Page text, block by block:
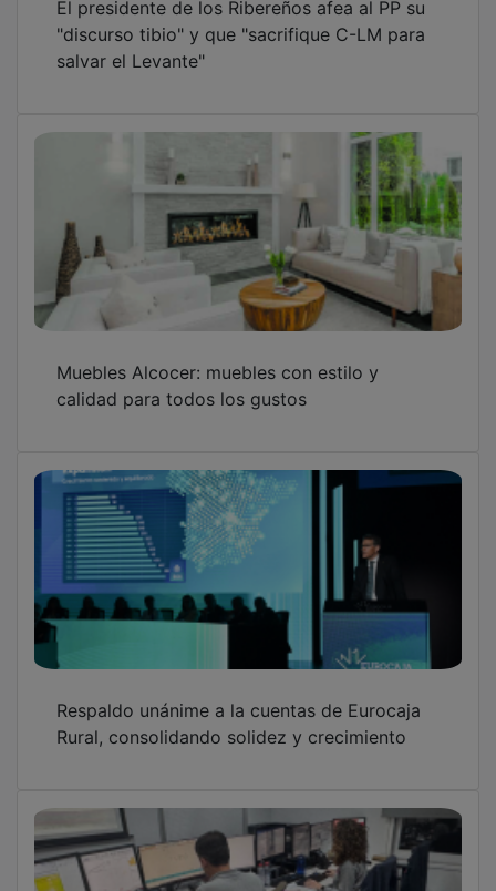
"discurso tibio" y que "sacrifique C-LM para
salvar el Levante"
calidad para todos los gustos
Rural, consolidando solidez y crecimiento